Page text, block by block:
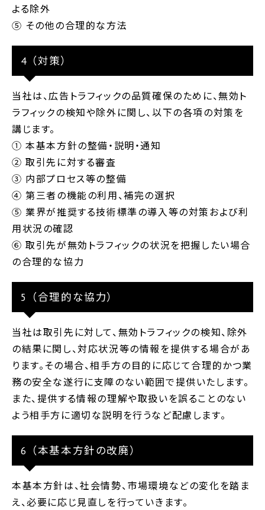
よる除外
⑤ その他の合理的な方法
4 （対策）
当社は、広告トラフィックの品質確保のために、無効ト
ラフィックの検知や除外に関し、以下の各項の対策を
講じます。
① 本基本方針の整備・説明・通知
② 取引先に対する審査
③ 内部プロセス等の整備
④ 第三者の機能の利用、補完の選択
⑤ 業界が推奨する技術標準の導入等の対策および利
用状況の確認
⑥ 取引先が無効トラフィックの状況を把握したい場合
の合理的な協力
5 （合理的な協力）
当社は取引先に対して、無効トラフィックの検知、除外
の結果に関し、対応状況等の情報を提供する場合があ
ります。その場合、相手方の目的に応じて合理的かつ業
務の安全な遂行に支障のない範囲で提供いたします。
また、提供する情報の理解や取扱いを誤ることのない
よう相手方に適切な説明を行うなど配慮します。
6 （本基本方針の改廃）
本基本方針は、社会情勢、市場環境などの変化を踏ま
え、必要に応じ見直しを行っていきます。